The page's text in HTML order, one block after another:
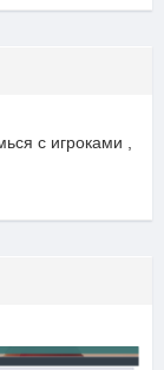
с игроками ,